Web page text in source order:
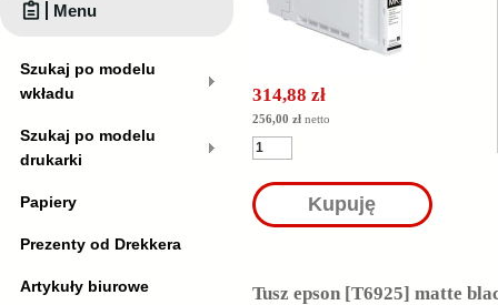
314,88 zł
256,00 zł netto
Kupuję
Tusz epson [T6925] matte
Menu
Szukaj po modelu
wkładu
Szukaj po modelu
drukarki
Papiery
Prezenty od Drekkera
Artykuły biurowe